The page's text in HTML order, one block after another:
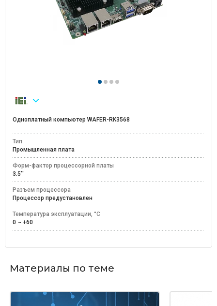
Одноплатный компьютер WAFER-RK3568
Тип
Промышленная плата
Форм-фактор процессорной платы
3.5''
Разъем процессора
Процессор предустановлен
Температура эксплуатации, °C
0 ~ +60
Материалы по теме